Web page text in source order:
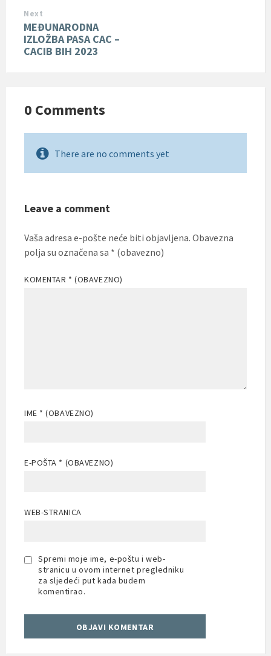
Next
MEĐUNARODNA
IZLOŽBA PASA CAC –
CACIB BIH 2023
0 Comments
There are no comments yet
Leave a comment
Vaša adresa e-pošte neće biti objavljena. Obavezna
polja su označena sa * (obavezno)
KOMENTAR * (OBAVEZNO)
IME * (OBAVEZNO)
E-POŠTA * (OBAVEZNO)
WEB-STRANICA
Spremi moje ime, e-poštu i web-
stranicu u ovom internet pregledniku
za sljedeći put kada budem
komentirao.